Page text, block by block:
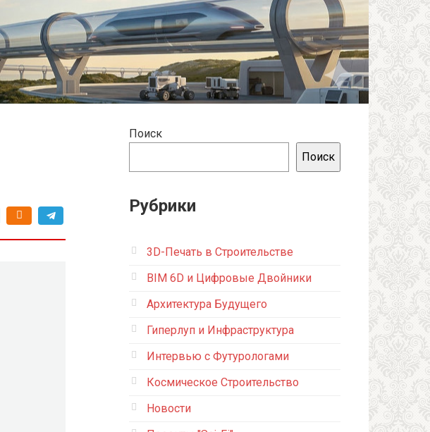
Поиск
Поиск
Рубрики
3D-Печать в Строительстве
BIM 6D и Цифровые Двойники
Архитектура Будущего
Гиперлуп и Инфраструктура
Интервью с Футурологами
Космическое Строительство
Новости